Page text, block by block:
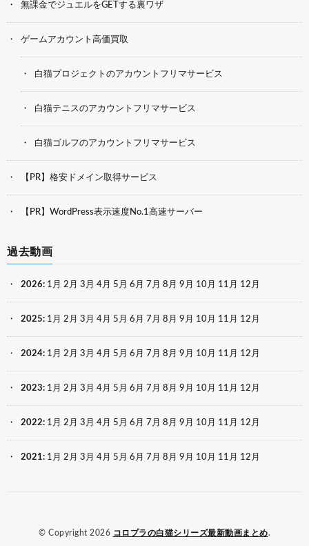
無課金でジュエルをGETする裏ワザ
ゲームアカウント高価買取
白猫プロジェクトのアカウントフリマサービス
白猫テニスのアカウントフリマサービス
白猫ゴルフのアカウントフリマサービス
【PR】格安ドメイン取得サービス
【PR】WordPress表示速度No.1高速サーバー
過去動画
2026: 1月 2月 3月 4月 5月 6月 7月 8月 9月 10月 11月 12月
2025: 1月 2月 3月 4月 5月 6月 7月 8月 9月 10月 11月 12月
2024: 1月 2月 3月 4月 5月 6月 7月 8月 9月 10月 11月 12月
2023: 1月 2月 3月 4月 5月 6月 7月 8月 9月 10月 11月 12月
2022: 1月 2月 3月 4月 5月 6月 7月 8月 9月 10月 11月 12月
2021: 1月 2月 3月 4月 5月 6月 7月 8月 9月 10月 11月 12月
© Copyright 2026 コロプラの白猫シリーズ最新動画まとめ.